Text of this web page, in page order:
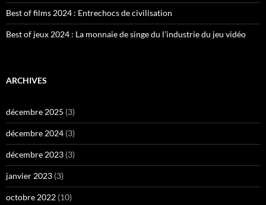
Best of films 2024 : Entrechocs de civilisation
Best of jeux 2024 : La monnaie de singe du l’industrie du jeu vidéo
ARCHIVES
décembre 2025 (3)
décembre 2024 (3)
décembre 2023 (3)
janvier 2023 (3)
octobre 2022 (10)